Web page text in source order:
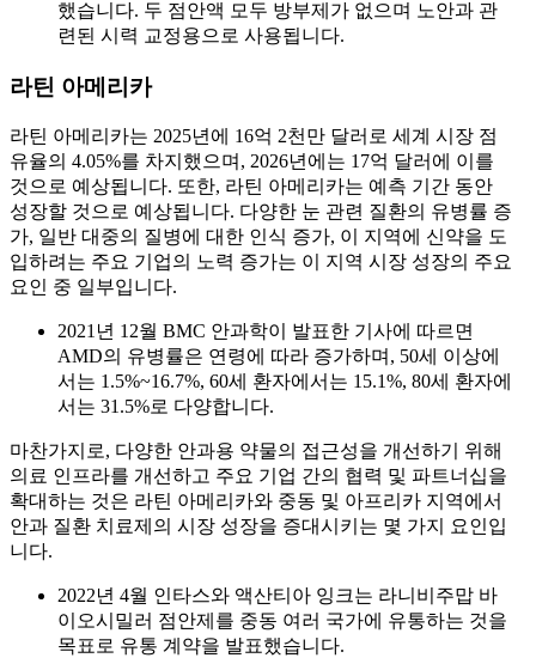
했습니다. 두 점안액 모두 방부제가 없으며 노안과 관
련된 시력 교정용으로 사용됩니다.
라틴 아메리카
라틴 아메리카는 2025년에 16억 2천만 달러로 세계 시장 점
유율의 4.05%를 차지했으며, 2026년에는 17억 달러에 이를
것으로 예상됩니다. 또한, 라틴 아메리카는 예측 기간 동안
성장할 것으로 예상됩니다. 다양한 눈 관련 질환의 유병률 증
가, 일반 대중의 질병에 대한 인식 증가, 이 지역에 신약을 도
입하려는 주요 기업의 노력 증가는 이 지역 시장 성장의 주요
요인 중 일부입니다.
2021년 12월 BMC 안과학이 발표한 기사에 따르면
AMD의 유병률은 연령에 따라 증가하며, 50세 이상에
서는 1.5%~16.7%, 60세 환자에서는 15.1%, 80세 환자에
서는 31.5%로 다양합니다.
마찬가지로, 다양한 안과용 약물의 접근성을 개선하기 위해
의료 인프라를 개선하고 주요 기업 간의 협력 및 파트너십을
확대하는 것은 라틴 아메리카와 중동 및 아프리카 지역에서
안과 질환 치료제의 시장 성장을 증대시키는 몇 가지 요인입
니다.
2022년 4월 인타스와 액산티아 잉크는 라니비주맙 바
이오시밀러 점안제를 중동 여러 국가에 유통하는 것을
목표로 유통 계약을 발표했습니다.